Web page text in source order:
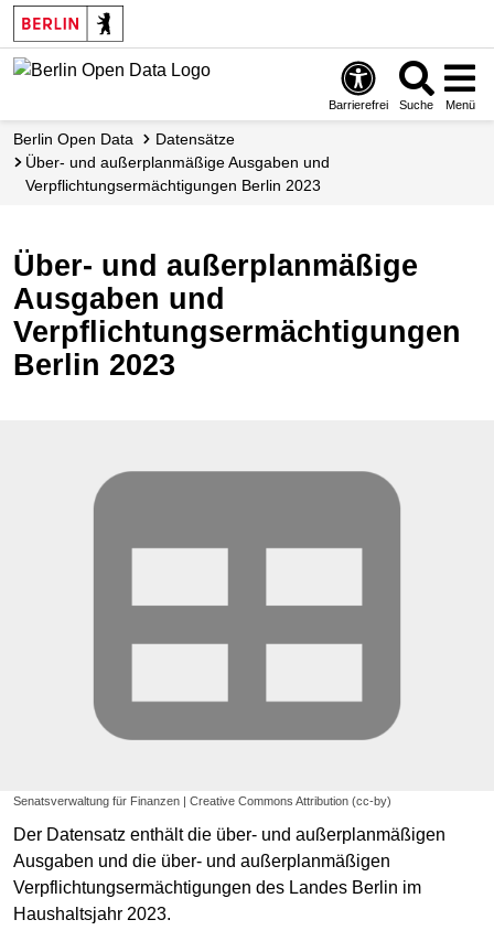
Skip
to
main
Barrierefrei Suche Menü
Berlin Open Data
Datensätze
Über- und außerplanmäßige Ausgaben und
Verpflichtungsermächtigungen Berlin 2023
Über- und außerplanmäßige
Ausgaben und
Verpflichtungsermächtigungen
Berlin 2023
Senatsverwaltung für Finanzen | Creative Commons Attribution (cc-by)
Der Datensatz enthält die über- und außerplanmäßigen
Ausgaben und die über- und außerplanmäßigen
Verpflichtungsermächtigungen des Landes Berlin im
Haushaltsjahr 2023.